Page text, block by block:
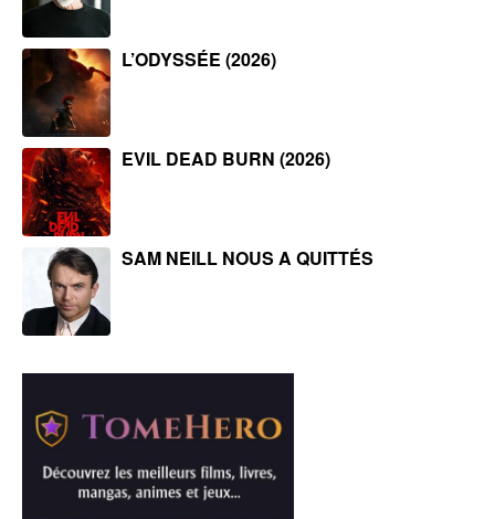
L’ODYSSÉE (2026)
EVIL DEAD BURN (2026)
SAM NEILL NOUS A QUITTÉS